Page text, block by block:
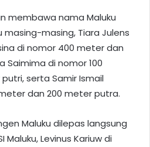
membawa nama Maluku
masing, Tiara Julens
di nomor 400 meter dan
Saimima di nomor 100
serta Samir Ismail
dan 200 meter putra.
Maluku dilepas langsung
Maluku, Levinus Kariuw di